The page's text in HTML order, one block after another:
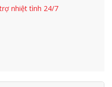
nhiệt tình 24/7